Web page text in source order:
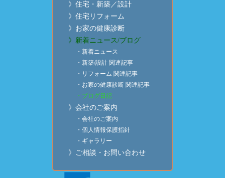
》住宅・新築／設計
》住宅リフォーム
》お家の健康診断
》新着ニュース/ブログ
・新着ニュース
・新築/設計 関連記事
・リフォーム 関連記事
・お家の健康診断 関連記事
・ブログ日記
》会社のご案内
・会社のご案内
・個人情報保護指針
・ギャラリー
》ご相談・お問い合わせ